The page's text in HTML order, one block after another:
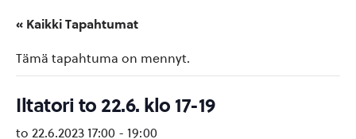
« Kaikki Tapahtumat
Tämä tapahtuma on mennyt.
Iltatori to 22.6. klo 17-19
to 22.6.2023 17:00 - 19:00